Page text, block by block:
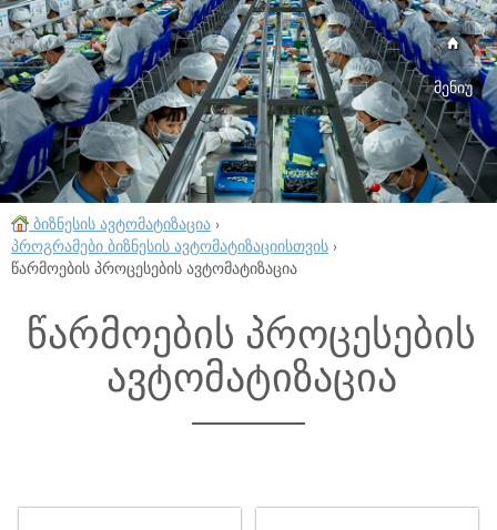
მენიუ
ბიზნესის ავტომატიზაცია ›
პროგრამები ბიზნესის ავტომატიზაციისთვის ›
წარმოების პროცესების ავტომატიზაცია
წარმოების პროცესების
ავტომატიზაცია